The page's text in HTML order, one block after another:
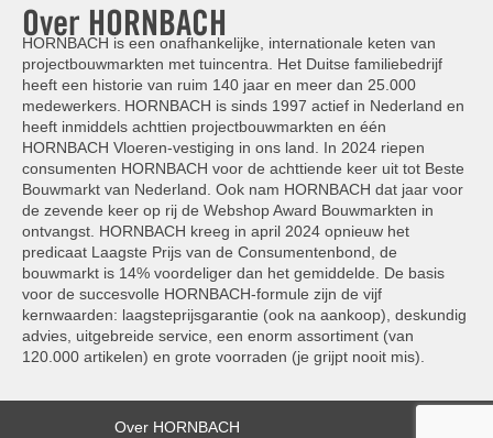
Over HORNBACH
HORNBACH is een onafhankelijke, internationale keten van
projectbouwmarkten met tuincentra. Het Duitse familiebedrijf
heeft een historie van ruim 140 jaar en meer dan 25.000
medewerkers. HORNBACH is sinds 1997 actief in Nederland en
heeft inmiddels achttien projectbouwmarkten en één
HORNBACH Vloeren-vestiging in ons land. In 2024 riepen
consumenten HORNBACH voor de achttiende keer uit tot Beste
Bouwmarkt van Nederland. Ook nam HORNBACH dat jaar voor
de zevende keer op rij de Webshop Award Bouwmarkten in
ontvangst. HORNBACH kreeg in april 2024 opnieuw het
predicaat Laagste Prijs van de Consumentenbond, de
bouwmarkt is 14% voordeliger dan het gemiddelde. De basis
voor de succesvolle HORNBACH-formule zijn de vijf
kernwaarden: laagsteprijsgarantie (ook na aankoop), deskundig
advies, uitgebreide service, een enorm assortiment (van
120.000 artikelen) en grote voorraden (je grijpt nooit mis).
Over HORNBACH